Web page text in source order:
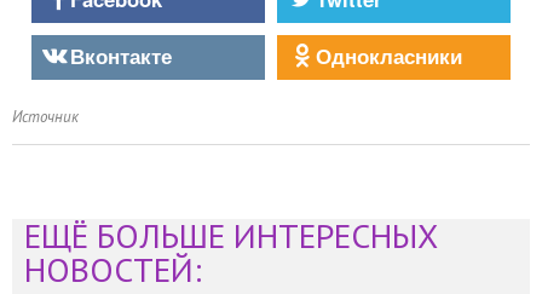
Вконтакте
Однокласники
Источник
ЕЩЁ БОЛЬШЕ ИНТЕРЕСНЫХ
НОВОСТЕЙ: